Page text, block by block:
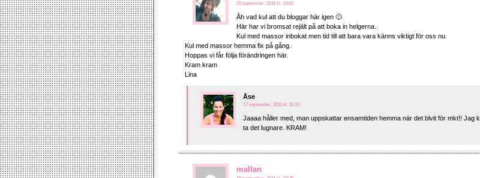
16 september, 2011 kl. 19:02
Åh vad kul att du bloggar här igen 🙂
Här har vi bromsat rejält på att boka in helgerna.
Kul med massor inbokat men tid till att bara vara känns viktigt för oss nu.
Kul med massor hemma fix på gång.
Hoppas vi får följa förändringen här.
Kram kram
Lina
Åse
17 september, 2011 kl. 11:13
Jaaaa håller med, man uppskattar ensamtiden hemma när det blvit för mkt!! Jag
ta det lugnare. KRAM!
mallan